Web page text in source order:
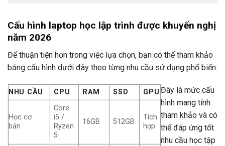
Cấu hình laptop học lập trình được khuyến nghị
năm 2026
Để thuận tiện hơn trong việc lựa chọn, bạn có thể tham khảo
bảng cấu hình dưới đây theo từng nhu cầu sử dụng phổ biến:
NHU CẦU CPU RAM SSD GPU
Học cơ
bản
Core
i5 /
Ryzen
5
16GB 512GB
Tích
hợp
Đây là mức cấu
hình mang tính
tham khảo và có
thể đáp ứng tốt
nhu cầu học tập